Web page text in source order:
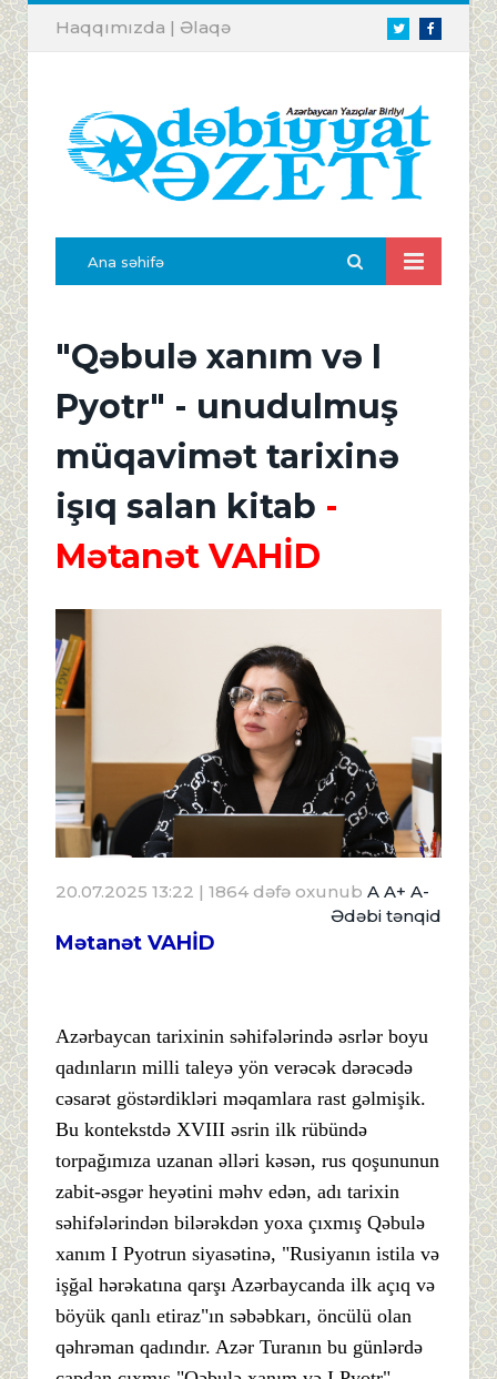
TwitterFacebook
Haqqımızda | Əlaqə
Ana səhifə
"Qəbulə xanım və I
Pyotr" - unudulmuş
müqavimət tarixinə
işıq salan kitab -
Mətanət VAHİD
20.07.2025 13:22 | 1864 dəfə oxunub A A+ A-
Ədəbi tənqid
Mətanət VAHİD
Azərbaycan tarixinin səhifələrində əsrlər boyu
qadınların milli taleyə yön verəcək dərəcədə
cəsarət göstərdikləri məqamlara rast gəlmişik.
Bu kontekstdə XVIII əsrin ilk rübündə
torpağımıza uzanan əlləri kəsən, rus qoşununun
zabit-əsgər heyətini məhv edən, adı tarixin
səhifələrindən bilərəkdən yoxa çıxmış Qəbulə
xanım I Pyotrun siyasətinə, "Rusiyanın istila və
işğal hərəkatına qarşı Azərbaycanda ilk açıq və
böyük qanlı etiraz"ın səbəbkarı, öncülü olan
qəhrəman qadındır. Azər Turanın bu günlərdə